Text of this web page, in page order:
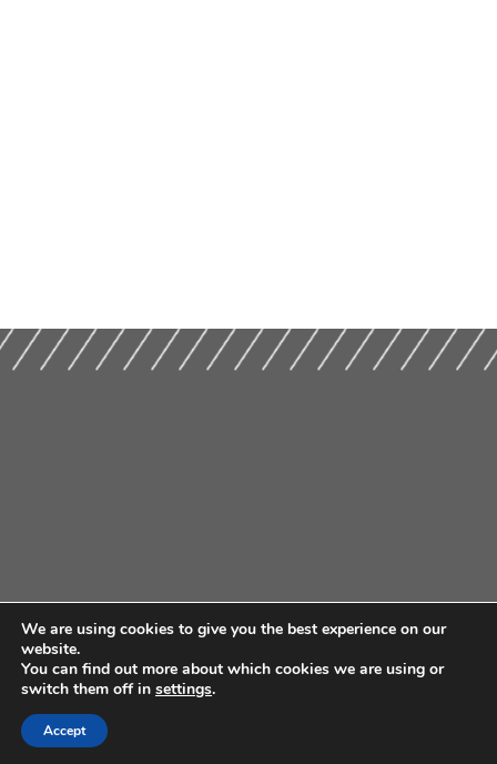
We are using cookies to give you the best experience on our
website.
You can find out more about which cookies we are using or
switch them off in settings.
Accept